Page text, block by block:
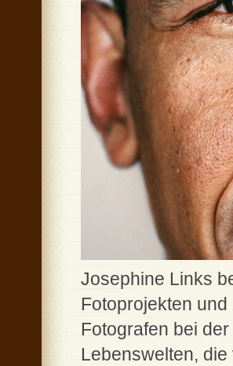
Josephine Links
Fotoprojekten
Fotografen bei
Lebenswelten,